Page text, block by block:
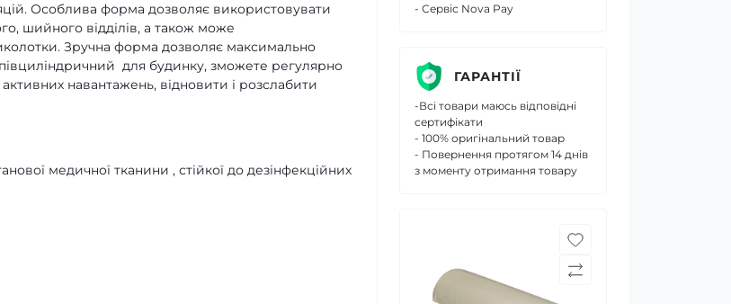
Особлива форма дозволяє використовувати
шийного відділів, а також може
Зручна форма дозволяє максимально
для будинку, зможете регулярно
навантажень, відновити і розслабити
медичної тканини , стійкої до дезінфекційних
- Сервіс Nova Pay
ГАРАНТІЇ
-Всі товари маюсь відповідні
сертифікати
- 100% оригінальний товар
- Повернення протягом 14 днів
з моменту отримання товару